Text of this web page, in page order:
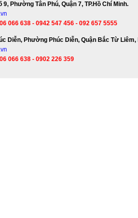
Phường Tân Phú, Quận 7, TP.Hồ Chí Minh.
066 638 - 0942 547 456 - 092 657 5555
Diễn, Phường Phúc Diễn, Quận Bắc Từ Liêm,
066 638 - 0902 226 359